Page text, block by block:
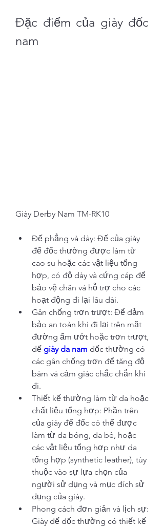
Đặc điểm của giày đốc
nam
Giày Derby Nam TM-RK10
Đế phẳng và dày: Đế của giày
đế đốc thường được làm từ
cao su hoặc các vật liệu tổng
hợp, có độ dày và cứng cáp để
bảo vệ chân và hỗ trợ cho các
hoạt động đi lại lâu dài.
Gân chống trơn trượt: Để đảm
bảo an toàn khi đi lại trên mặt
đường ẩm ướt hoặc trơn trượt,
đế giày da nam đốc thường có
các gân chống trơn để tăng độ
bám và cảm giác chắc chắn khi
đi.
Thiết kế thường làm từ da hoặc
chất liệu tổng hợp: Phần trên
của giày đế đốc có thể được
làm từ da bóng, da bê, hoặc
các vật liệu tổng hợp như da
tổng hợp (synthetic leather), tùy
thuộc vào sự lựa chọn của
người sử dụng và mục đích sử
dụng của giày.
Phong cách đơn giản và lịch sự:
Giày đế đốc thường có thiết kế